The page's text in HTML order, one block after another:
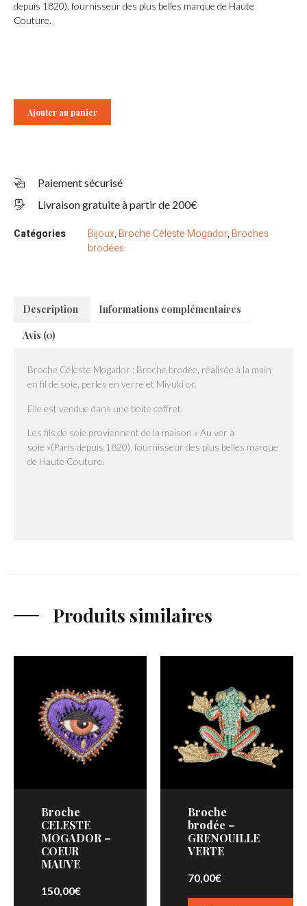
depuis 1820), fournisseur des plus belles marque de Haute
Couture.
Ajouter au panier
Paiement sécurisé
Livraison gratuite à partir de 200€
Catégories Bijoux, Broche Céleste Mogador, Broches
brodées
Description Informations complémentaires
Avis (0)
Broche Céleste Mogador : Broche brodée, réalisée à la main
en fil de soie, perles en verre et Miyuki or.
Elle est vendue dans une boite coffret.
Les fils de soie proviennent de la maison « Au ver à
soie »(Paris depuis 1820), fournisseur des plus belles marque
de Haute Couture.
Produits similaires
Broche
CELESTE
MOGADOR –
COEUR
MAUVE
150,00€
Broche
brodée –
GRENOUILLE
VERTE
70,00€